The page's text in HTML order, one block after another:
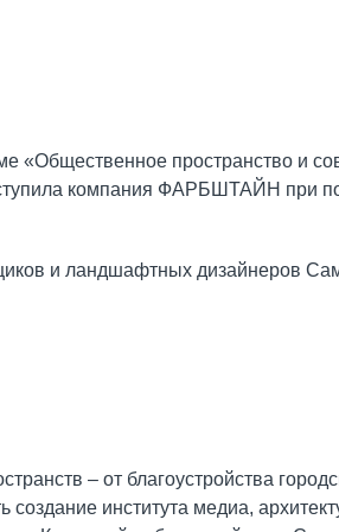
«Общественное пространство и
компания ФАРБШТАЙН при
и ландшафтных дизайнеров
– от благоустройства
института медиа,